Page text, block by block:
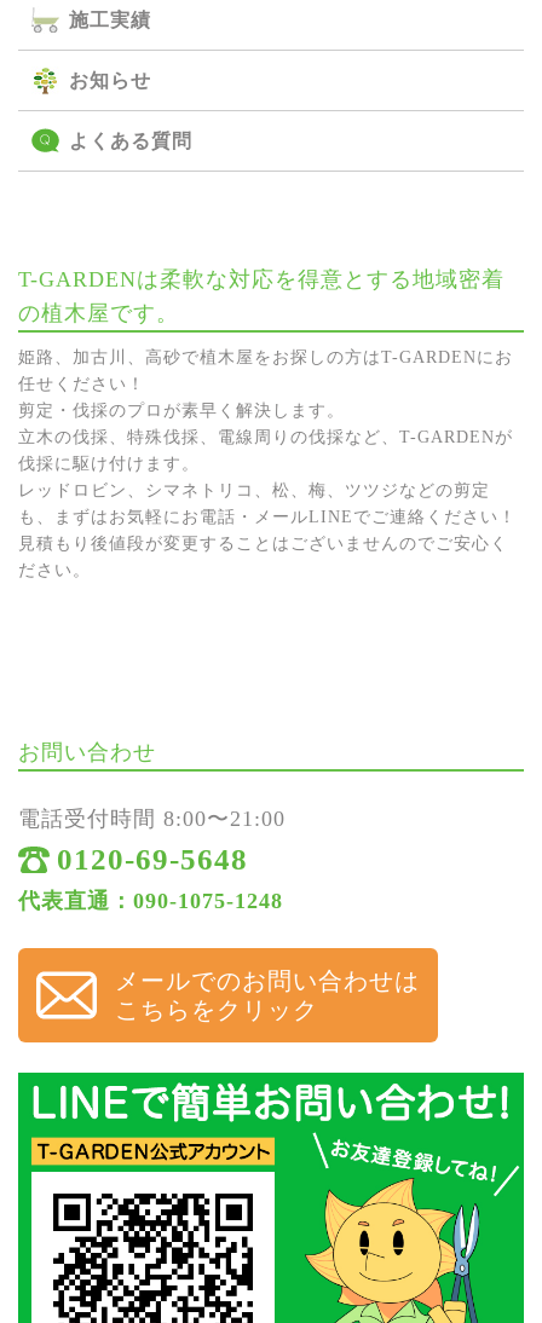
施⼯実績
お知らせ
よくある質問
T-GARDENは柔軟な対応を得意とする地域密着
の植木屋です。
姫路、加古川、高砂で植木屋をお探しの方はT-GARDENにお
任せください！
剪定・伐採のプロが素早く解決します。
立木の伐採、特殊伐採、電線周りの伐採など、T-GARDENが
伐採に駆け付けます。
レッドロビン、シマネトリコ、松、梅、ツツジなどの剪定
も、まずはお気軽にお電話・メールLINEでご連絡ください！
見積もり後値段が変更することはございませんのでご安心く
ださい。
お問い合わせ
電話受付時間 8:00〜21:00
0120-69-5648
代表直通：090-1075-1248
メールでのお問い合わせは
こちらをクリック